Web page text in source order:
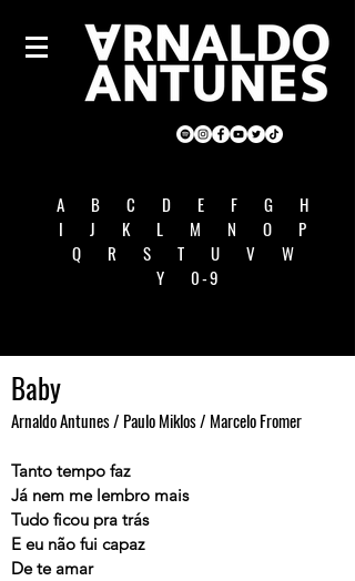
A B C D E F G
H
I
J K L M N O
P
Q
R S T U V
W
Y
0-9
Baby
Arnaldo Antunes / Paulo Miklos / Marcelo Fromer
Tanto tempo faz
Já nem me lembro mais
Tudo ficou pra trás
E eu não fui capaz
De te amar